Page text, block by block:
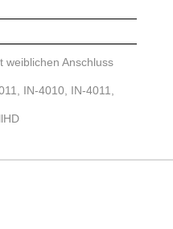
weiblichen Anschluss
IN-4010, IN-4011,